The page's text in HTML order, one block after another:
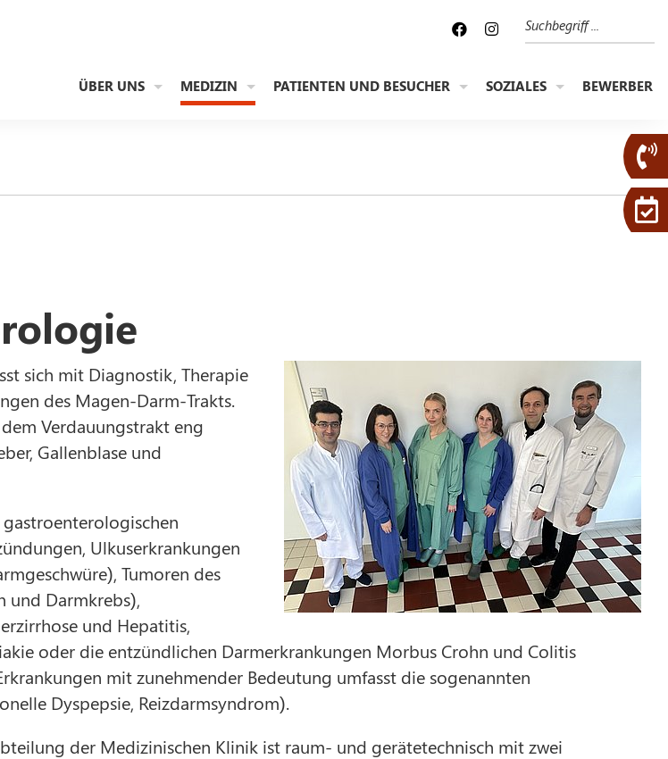
Suche
ÜBER UNS MEDIZIN PATIENTEN UND BESUCHER SOZIALES BEWERBER
sich mit Diagnostik, Therapie
des Magen-Darm-Trakts.
Verdauungstrakt eng
Gallenblase und
Ulkuserkrankungen
Tumoren des
und Darmkrebs),
und Hepatitis,
oder die entzündlichen Darmerkrankungen Morbus Crohn und Colitis
mit zunehmender Bedeutung umfasst die sogenannten
Dyspepsie, Reizdarmsyndrom).
der Medizinischen Klinik ist raum- und gerätetechnisch mit zwei